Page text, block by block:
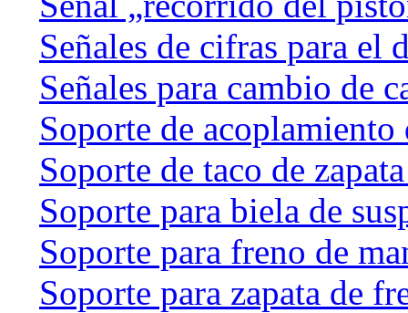
Señales de cifras para
Señales para cambio de
Soporte de acoplamiento
Soporte de taco de
Soporte para biela de
Soporte para freno de
Soporte para zapata de